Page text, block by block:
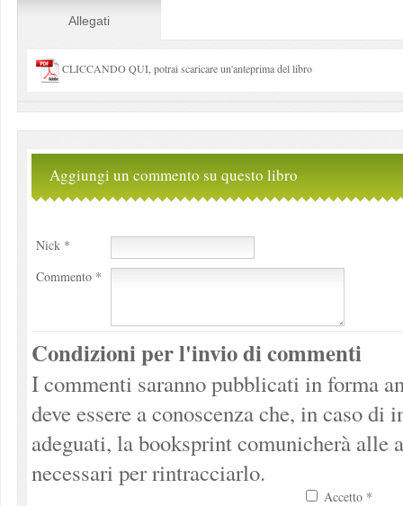
Allegati
CLICCANDO QUI, potrai scaricare un'anteprima del libro
Aggiungi un commento su questo libro
Nick *
Commento *
Condizioni per l'invio di commenti
I commenti saranno pubblicati in forma
deve essere a conoscenza che, in caso
adeguati, la booksprint comunicherà alle
necessari per rintracciarlo.
Accetto *